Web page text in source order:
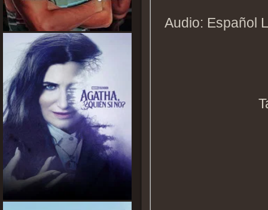
Audio: Español